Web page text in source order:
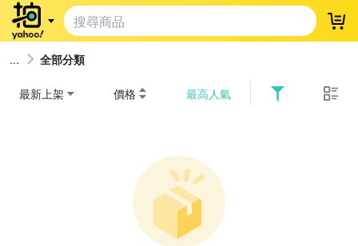
登
全部分類
最新上架 價格 最高人氣